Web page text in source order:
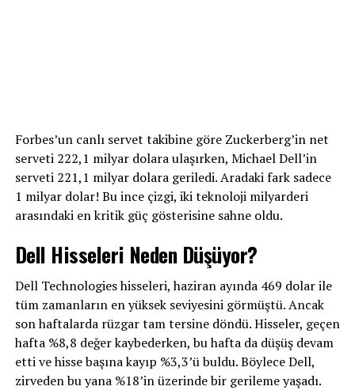
Forbes’un canlı servet takibine göre Zuckerberg’in net
serveti 222,1 milyar dolara ulaşırken, Michael Dell’in
serveti 221,1 milyar dolara geriledi. Aradaki fark sadece
1 milyar dolar! Bu ince çizgi, iki teknoloji milyarderi
arasındaki en kritik güç gösterisine sahne oldu.
Dell Hisseleri Neden Düşüyor?
Dell Technologies hisseleri, haziran ayında 469 dolar ile
tüm zamanların en yüksek seviyesini görmüştü. Ancak
son haftalarda rüzgar tam tersine döndü. Hisseler, geçen
hafta %8,8 değer kaybederken, bu hafta da düşüş devam
etti ve hisse başına kayıp %3,3’ü buldu. Böylece Dell,
zirveden bu yana %18’in üzerinde bir gerileme yaşadı.